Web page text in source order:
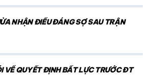
NHẬN ĐIỀU ĐÁNG SỢ SAU TRẬN
VỀ QUYẾT ĐỊNH BẤT LỰC TRƯỚC ĐT